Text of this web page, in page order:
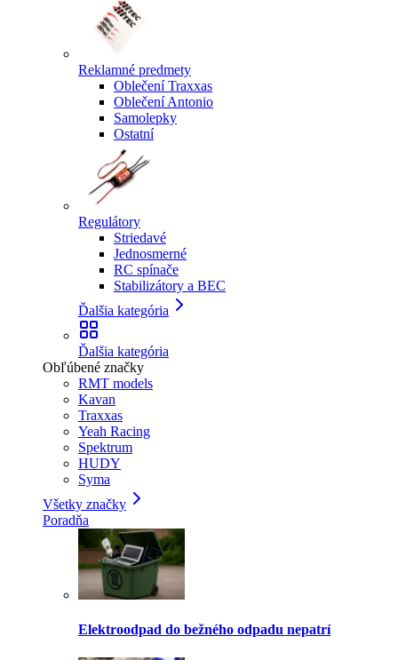
Reklamné predmety
Oblečení Traxxas
Oblečení Antonio
Samolepky
Ostatní
Regulátory
Striedavé
Jednosmerné
RC spínače
Stabilizátory a BEC
Ďalšia kategória
Ďalšia kategória
Obľúbené značky
RMT models
Kavan
Traxxas
Yeah Racing
Spektrum
HUDY
Syma
Všetky značky
Poradňa
Elektroodpad do bežného odpadu nepatrí